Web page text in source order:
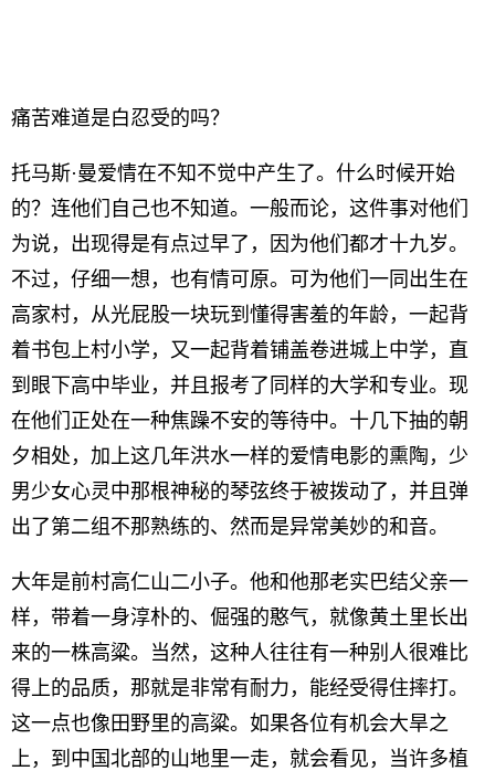
痛苦难道是白忍受的吗？
托马斯·曼爱情在不知不觉中产生了。什么时候开始
的？连他们自己也不知道。一般而论，这件事对他们
为说，出现得是有点过早了，因为他们都才十九岁。
不过，仔细一想，也有情可原。可为他们一同出生在
高家村，从光屁股一块玩到懂得害羞的年龄，一起背
着书包上村小学，又一起背着铺盖卷进城上中学，直
到眼下高中毕业，并且报考了同样的大学和专业。现
在他们正处在一种焦躁不安的等待中。十几下抽的朝
夕相处，加上这几年洪水一样的爱情电影的熏陶，少
男少女心灵中那根神秘的琴弦终于被拨动了，并且弹
出了第二组不那熟练的、然而是异常美妙的和音。
大年是前村高仁山二小子。他和他那老实巴结父亲一
样，带着一身淳朴的、倔强的憨气，就像黄土里长出
来的一株高粱。当然，这种人往往有一种别人很难比
得上的品质，那就是非常有耐力，能经受得住摔打。
这一点也像田野里的高粱。如果各位有机会大旱之
上，到中国北部的山地里一走，就会看见，当许多植